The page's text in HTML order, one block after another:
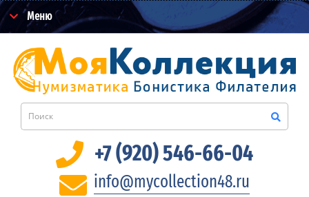
Меню
+7 (920) 546-66-04
info@mycollection48.ru